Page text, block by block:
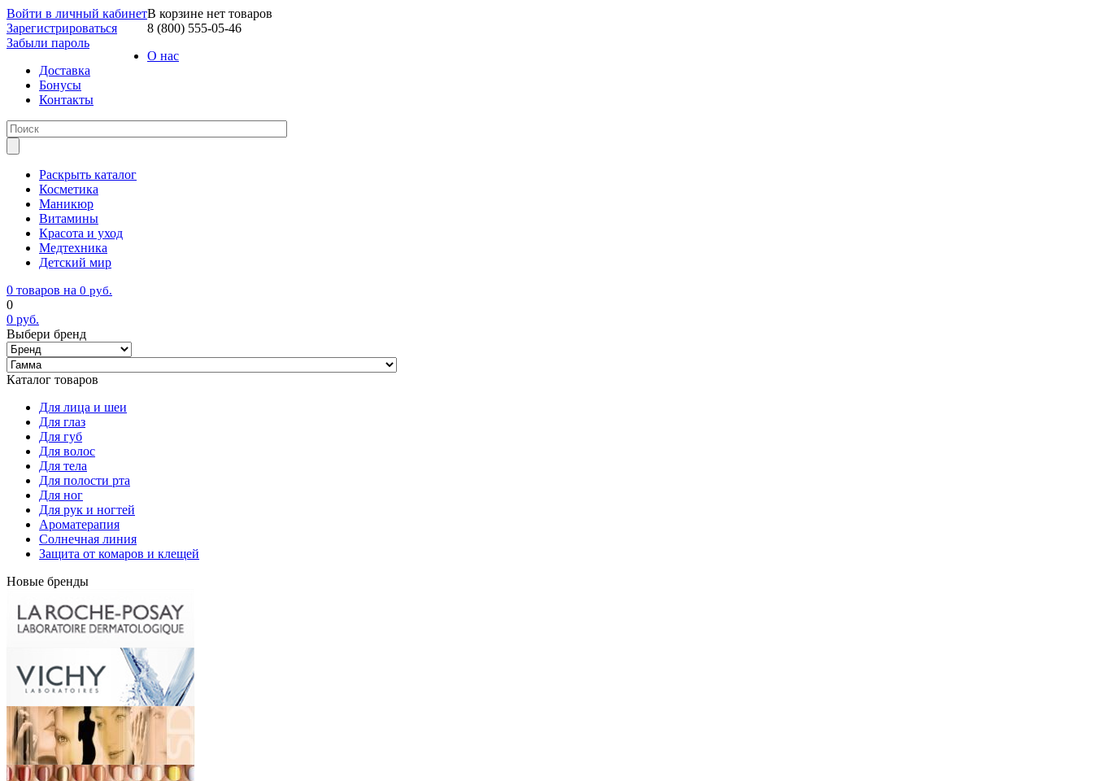
Войти в личный кабинет
Зарегистрироваться
Забыли пароль
В корзине нет товаров
8 (800) 555-05-46
О нас
Доставка
Бонусы
Контакты
Раскрыть каталог
Косметика
Маникюр
Витамины
Красота и уход
Медтехника
Детский мир
0 товаров на 0 руб.
0
0 руб.
Выбери бренд
Каталог товаров
Для лица и шеи
Для глаз
Для губ
Для волос
Для тела
Для полости рта
Для ног
Для рук и ногтей
Ароматерапия
Солнечная линия
Защита от комаров и клещей
Новые бренды